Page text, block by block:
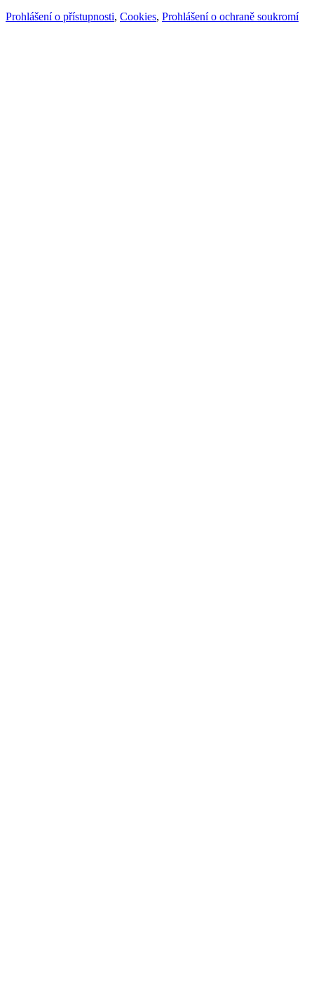
Prohlášení o přístupnosti, Cookies, Prohlášení o ochraně soukromí